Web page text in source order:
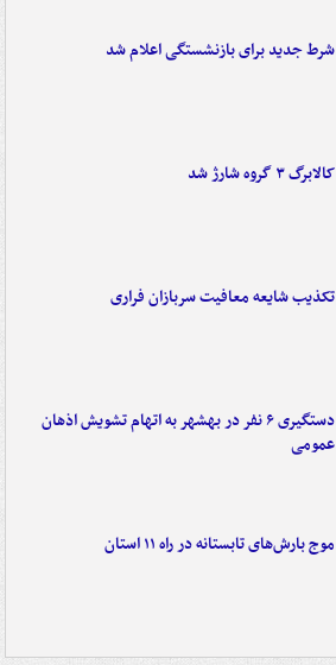
شرط جدید برای بازنشستگی اعلام شد
کالابرگ ۳ گروه شارژ شد
تکذیب شایعه معافیت سربازان فراری
دستگیری ۶ نفر در بهشهر به اتهام تشویش اذهان
عمومی
موج بارش‌های تابستانه در راه ۱۱ استان